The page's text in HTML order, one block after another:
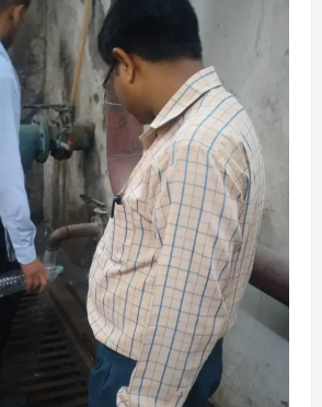
छत्तीसगढ़ राज्य लाइफ स्टाइल
भोरमदेव कॉरिडोर को मिलेगी रफ्तार, लालपुर–
सरोधा मार्ग के चौड़ीकरण का इंतजार
August 5, 2026
छत्तीसगढ़
शंकराचार्य अविमुक्तेश्वरानंद का चातुर्मास्य ग्राम
सलधा में
July 28, 2026